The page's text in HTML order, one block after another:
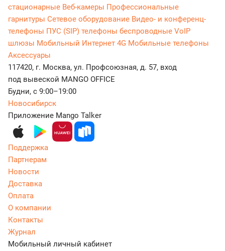
стационарные Веб-камеры Профессиональные
гарнитуры Сетевое оборудование Видео- и конференц-
телефоны ПУС (SIP) телефоны беспроводные VoIP
шлюзы Мобильный Интернет 4G Мобильные телефоны
Аксессуары
117420, г. Москва, ул. Профсоюзная, д. 57, вход
под вывеской MANGO OFFICE
Будни, с 9:00–19:00
Новосибирск
Приложение Mango Talker
Поддержка
Партнерам
Новости
Доставка
Оплата
О компании
Контакты
Журнал
Мобильный личный кабинет